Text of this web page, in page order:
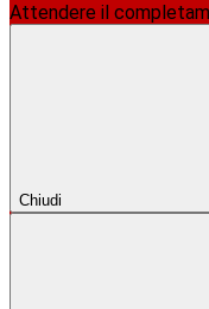
Attendere il
Chiudi